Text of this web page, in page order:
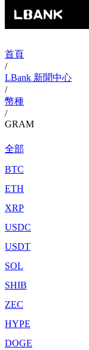
首頁
/
LBank 新聞中心
/
幣種
/
GRAM
全部
BTC
ETH
XRP
USDC
USDT
SOL
SHIB
ZEC
HYPE
DOGE